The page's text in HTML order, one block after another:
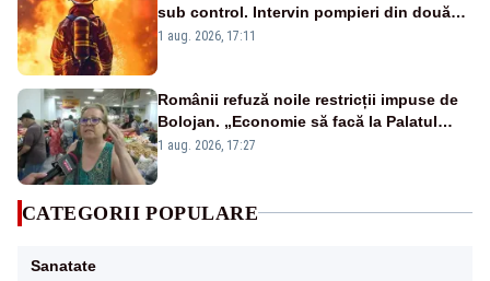
sub control. Intervin pompieri din două
județe și un elicopter
1 aug. 2026, 17:11
Românii refuză noile restricții impuse de
Bolojan. „Economie să facă la Palatul
Victoria!”
1 aug. 2026, 17:27
CATEGORII POPULARE
Sanatate